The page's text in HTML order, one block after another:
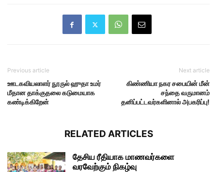
Previous article
ஊடகவியலாளர் நூருல் ஹுதா உமர்
மீதான தாக்குதலை கடுமையாக
கண்டிக்கிறேன்
Next article
கிண்ணியா நகர சபையின் மீன்
சந்தை வருமானம்
தனிப்பட்டவர்களினால் அபகரிப்பு!
RELATED ARTICLES
தேசிய ரீதியாக மாணவர்களை
வரவேற்கும் நிகழ்வு